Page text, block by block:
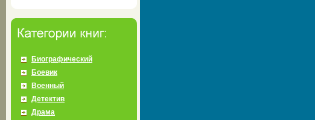
Биографический
Боевик
Военный
Детектив
Драма